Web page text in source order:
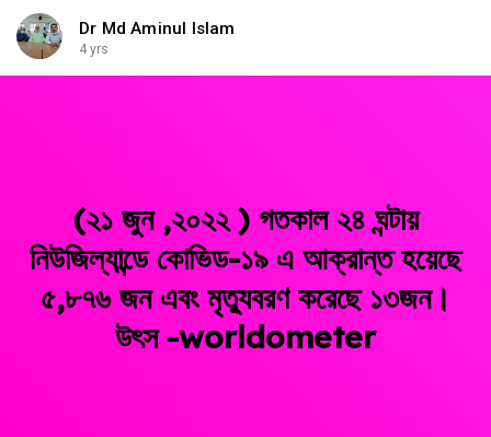
Dr Md Aminul Islam
4 yrs
(২১ জুন ,২০২২ ) গতকাল ২৪ ঘন্টায়
নিউজিল্যান্ডে কোভিড-১৯ এ আক্রান্ত হয়েছে
৫,৮৭৬ জন এবং মৃত্যুবরণ করেছে ১৩জন।
উৎস -worldometer